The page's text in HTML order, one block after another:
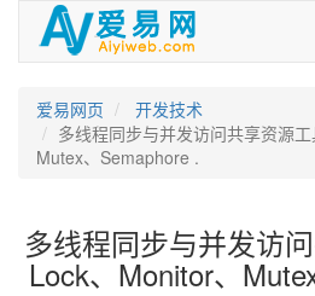
爱易网页
开发技术
多线程同步与并发访问共享资源
Mutex、Semaphore .
多线程同步与并发访
Lock、Monitor、